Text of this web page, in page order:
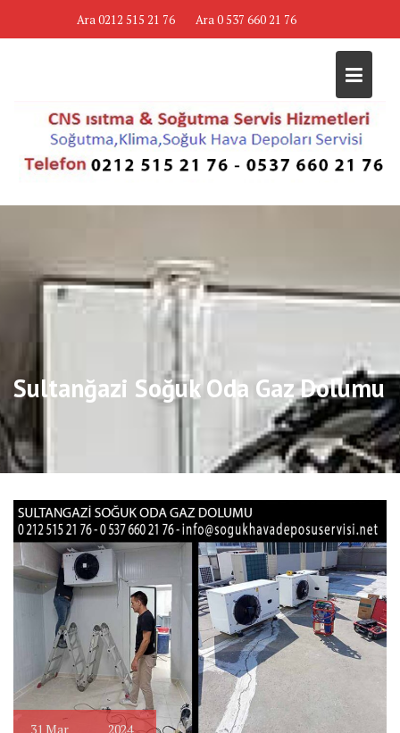
Ara 0212 515 21 76 Ara 0 537 660 21 76
Sultanğazi Soğuk Oda Gaz Dolumu
31Mar 2024